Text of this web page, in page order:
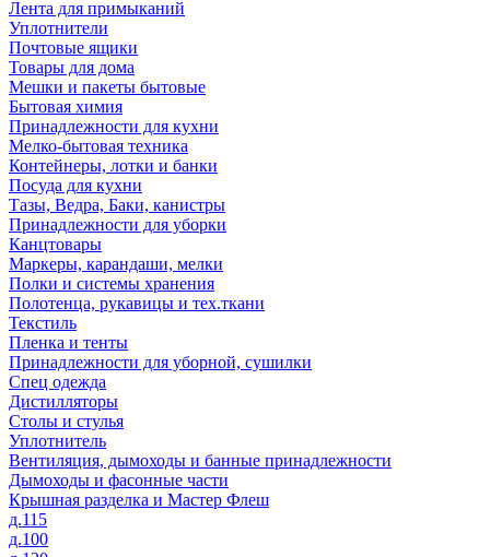
Лента для примыканий
Уплотнители
Почтовые ящики
Товары для дома
Мешки и пакеты бытовые
Бытовая химия
Принадлежности для кухни
Мелко-бытовая техника
Контейнеры, лотки и банки
Посуда для кухни
Тазы, Ведра, Баки, канистры
Принадлежности для уборки
Канцтовары
Маркеры, карандаши, мелки
Полки и системы хранения
Полотенца, рукавицы и тех.ткани
Текстиль
Пленка и тенты
Принадлежности для уборной, сушилки
Спец одежда
Дистилляторы
Столы и стулья
Уплотнитель
Вентиляция, дымоходы и банные принадлежности
Дымоходы и фасонные части
Крышная разделка и Мастер Флеш
д.115
д.100